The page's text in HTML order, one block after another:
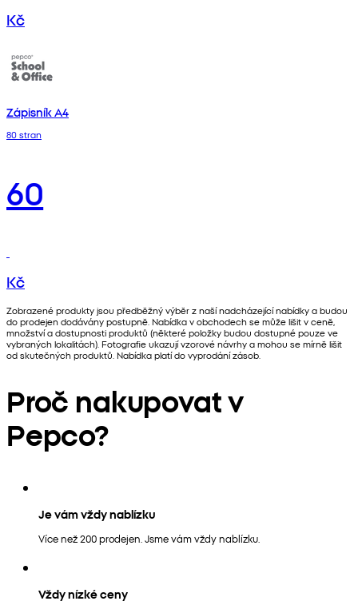
Kč
Zápisník A4
80 stran
60
Kč
Zobrazené produkty jsou předběžný výběr z naší nadcházející nabídky a budou
do prodejen dodávány postupně. Nabídka v obchodech se může lišit v ceně,
množství a dostupnosti produktů (některé položky budou dostupné pouze ve
vybraných lokalitách). Fotografie ukazují vzorové návrhy a mohou se mírně lišit
od skutečných produktů. Nabídka platí do vyprodání zásob.
Proč nakupovat v
Pepco?
Je vám vždy nablízku
Více než 200 prodejen. Jsme vám vždy nablízku.
Vždy nízké ceny